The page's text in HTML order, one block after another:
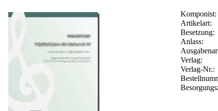
Komponist:
Artikelart:
Besetzung:
Anlass:
Verlag:
Verlag-Nr.: